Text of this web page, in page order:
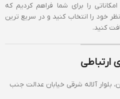
را برای شما فراهم کردیم که
خود را انتخاب کنید و در سریع ترین
کنید.
ارتباطی
بلوار آلاله شرقی خیابان عدالت جنب